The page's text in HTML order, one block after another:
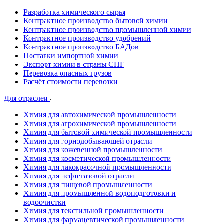
Разработка химического сырья
Контрактное производство бытовой химии
Контрактное производство промышленной химии
Контрактное производство удобрений
Контрактное производство БАДов
Поставки импортной химии
Экспорт химии в страны СНГ
Перевозка опасных грузов
Расчёт стоимости перевозки
Для отраслей
Химия для автохимической промышленности
Химия для агрохимической промышленности
Химия для бытовой химической промышленности
Химия для горнодобывающей отрасли
Химия для кожевенной промышленности
Химия для косметической промышленности
Химия для лакокрасочной промышленности
Химия для нефтегазовой отрасли
Химия для пищевой промышленности
Химия для промышленной водоподготовки и
водоочистки
Химия для текстильной промышленности
Химия для фармацевтической промышленности